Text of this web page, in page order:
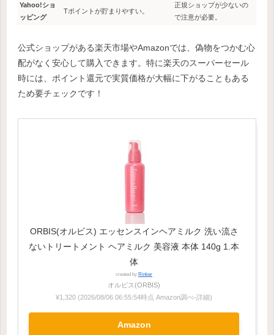
Yahoo!ショ
ッピング
Tポイントが貯まりやすい。
正規ショップが少ないの
で注意が必要。
公式ショップがある楽天市場やAmazonでは、偽物をつかむ心
配がなく安心して購入できます。特に楽天のスーパーセール
時には、ポイント還元で実質価格が大幅に下がることもある
ため要チェックです！
ORBIS(オルビス) エッセンスインヘアミルク 洗い流さ
ないトリートメント ヘアミルク 美容液 本体 140g 1.本
体
created by Rinker
オルビス(ORBIS)
¥1,320 (2026/08/06 06:55:54時点 Amazon調べ-詳細)
Amazon